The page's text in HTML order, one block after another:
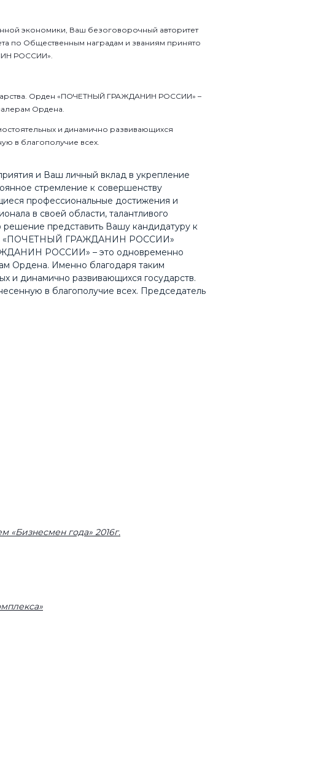
экономики, Ваш безоговорочный авторитет
по Общественным наградам и званиям принято
РОССИИ».
Орден «ПОЧЕТНЫЙ ГРАЖДАНИН РОССИИ» –
Ордена.
и динамично развивающихся
в благополучие всех.
«Бизнесмен года» 2016г.